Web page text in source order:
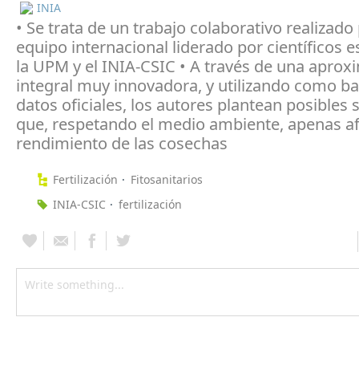
INIA
​• Se trata de un trabajo colaborativo
equipo internacional liderado por científicos
la UPM y el INIA-CSIC • A través de una
integral muy innovadora, y utilizando como
datos oficiales, los autores plantean posibles
que, respetando el medio ambiente, apenas
rendimiento de las cosechas
Fertilización
Fitosanitarios
INIA-CSIC
fertilización